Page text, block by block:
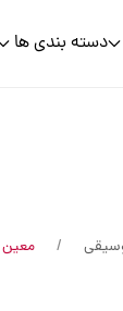
دسته بندی ها
معین